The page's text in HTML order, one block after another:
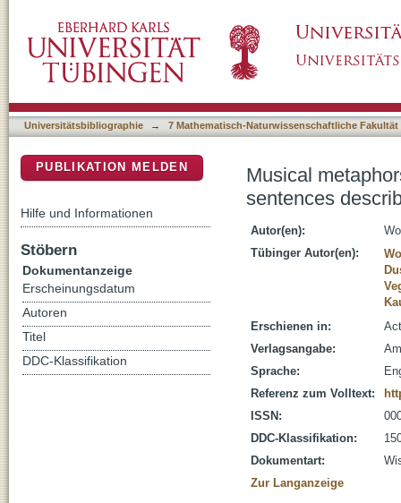
events
Universitätsbibliographie → 7 Mathematisch-Naturwissenschaftliche Fakultät
Musical
sentences
Autor(en):
Tübinger Autor(en):
Erschienen in:
Verlagsangabe:
Sprache:
Referenz zum Volltext:
ISSN:
DDC-Klassifikation:
Dokumentart:
Zur Langanzeige
PUBLIKATION MELDEN
Hilfe und Informationen
Stöbern
Dokumentanzeige
Erscheinungsdatum
Autoren
Titel
DDC-Klassifikation